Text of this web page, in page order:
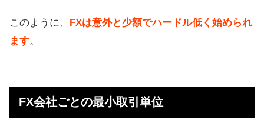
このように、
FXは意外と少額でハードル低く始められ
ます。
FX会社ごとの最小取引単位